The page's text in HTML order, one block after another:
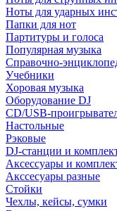
Ноты для ударных
Папки для нот
Партитуры и голоса
Популярная музыка
Справочно-
Учебники
Хоровая музыка
Оборудование DJ
CD/USB-
Настольные
Рэковые
DJ-станции и
Аксессуары и
Акссесуары разные
Стойки
Чехлы, кейсы, сумки